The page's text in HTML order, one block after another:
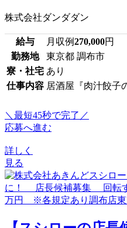
株式会社ダンダダン
給与 月収例270,000円
勤務地
東京都 調布市
寮・社宅 あり
仕事内容 居酒屋『肉汁餃子
＼最短45秒で完了／
応募へ進む
詳しく
見る